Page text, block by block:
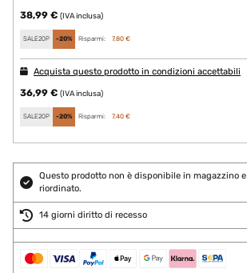
38,99 € (IVA inclusa)
SALE20P -20% Risparmi: 7,80 €
Acquista questo prodotto in condizioni accettabili
36,99 € (IVA inclusa)
SALE20P -20% Risparmi: 7,40 €
Questo prodotto non è disponibile in magazzino
riordinato.
14 giorni diritto di recesso